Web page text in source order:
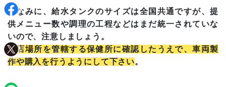
ちなみに、給水タンクのサイズは全国共通ですが、提
供メニュー数や調理の工程などはまだ統一されていな
いので、注意しましょう。
出店場所を管轄する保健所に確認したうえで、車両製
作や購入を行うようにして下さい。